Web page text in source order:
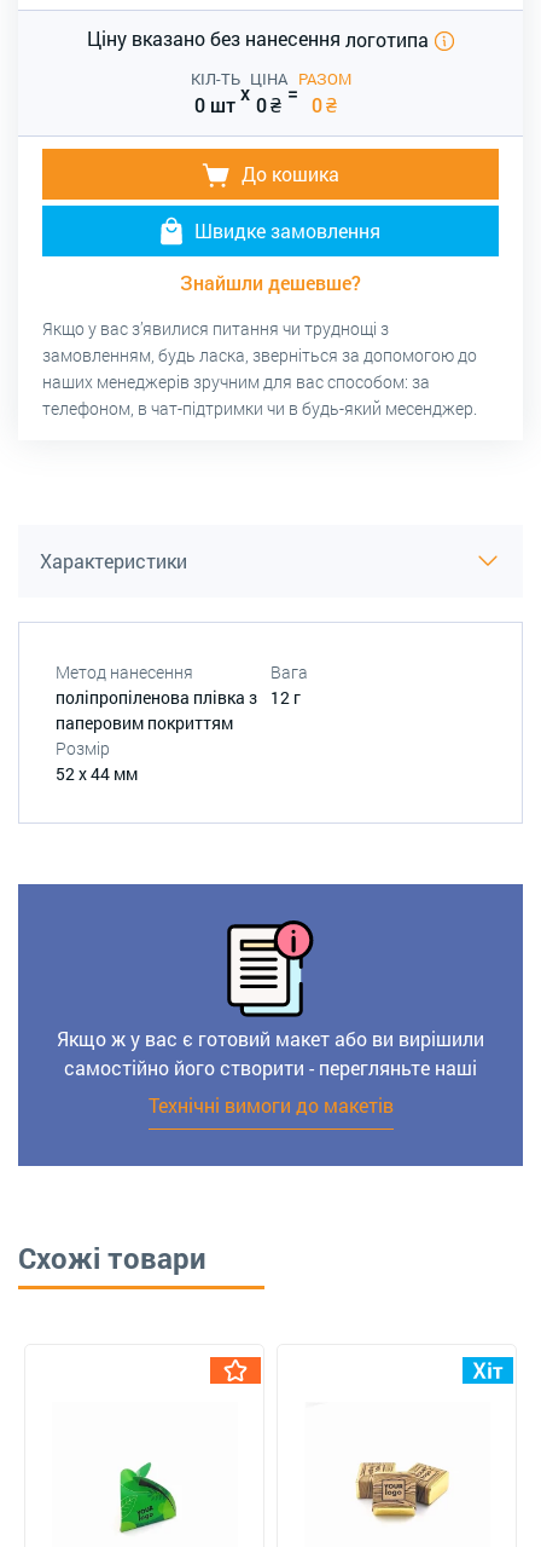
Ціну вказано без нанесення логотипа
КІЛ-ТЬ
0 штx
ЦІНА
0₴ =
РАЗОМ
0₴
До кошика
Швидке замовлення
Знайшли дешевше?
Якщо у вас з’явилися питання чи труднощі з
замовленням, будь ласка, зверніться за допомогою до
наших менеджерів зручним для вас способом: за
телефоном, в чат-підтримки чи в будь-який месенджер.
Характеристики
Метод нанесення
поліпропіленова плівка з
паперовим покриттям
Вага
12 г
Розмір
52 х 44 мм
Якщо ж у вас є готовий макет або ви вирішили
самостійно його створити - перегляньте наші
Технічні вимоги до макетів
Схожі товари